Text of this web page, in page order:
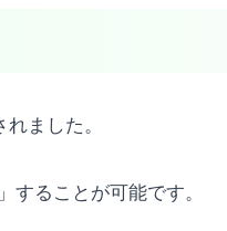
ました。
ることが可能です。